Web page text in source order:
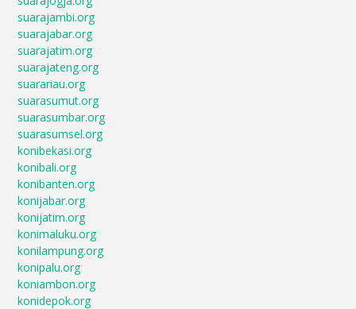
suarajambi.org
suarajabar.org
suarajatim.org
suarajateng.org
suarariau.org
suarasumut.org
suarasumbar.org
suarasumsel.org
konibekasi.org
konibali.org
konibanten.org
konijabar.org
konijatim.org
konimaluku.org
konilampung.org
konipalu.org
koniambon.org
konidepok.org